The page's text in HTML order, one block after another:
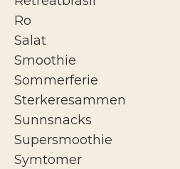
Ro
Salat
Smoothie
Sommerferie
Sterkeresammen
Sunnsnacks
Supersmoothie
Symtomer